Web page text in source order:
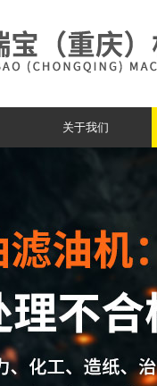
关于我们